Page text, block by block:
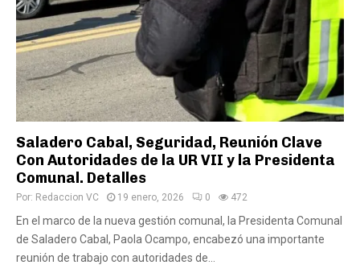
Saladero Cabal, Seguridad, Reunión Clave
Con Autoridades de la UR VII y la Presidenta
Comunal. Detalles
Por: Redaccion VC 19 enero, 2026 0 472
En el marco de la nueva gestión comunal, la Presidenta Comunal
de Saladero Cabal, Paola Ocampo, encabezó una importante
reunión de trabajo con autoridades de...